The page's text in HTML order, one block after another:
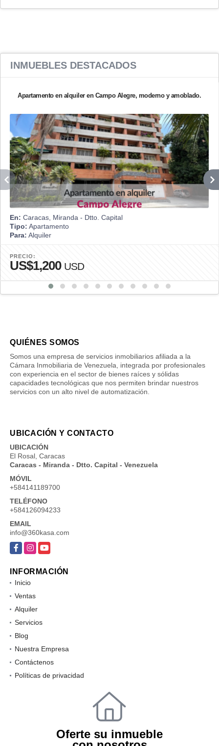
INMUEBLES DESTACADOS
Apartamento en alquiler en Campo Alegre, moderno y amoblado.
En: Caracas, Miranda - Dtto. Capital
Tipo: Apartamento
Para: Alquiler
PRECIO:
US$1,200 USD
QUIÉNES SOMOS
Somos una empresa de servicios inmobiliarios afiliada a la
Cámara Inmobiliaria de Venezuela, integrada por profesionales
con experiencia en el sector de bienes raíces y sólidas
capacidades tecnológicas que nos permiten brindar nuestros
servicios con un alto nivel de automatización.
UBICACIÓN Y CONTACTO
UBICACIÓN
El Rosal, Caracas
Caracas - Miranda - Dtto. Capital - Venezuela
MÓVIL
+584141189700
TELÉFONO
+584126094233
EMAIL
info@360kasa.com
Facebook
InstagramYouTube
INFORMACIÓN
Inicio
Ventas
Alquiler
Servicios
Blog
Nuestra Empresa
Contáctenos
Políticas de privacidad
Oferte su inmueble